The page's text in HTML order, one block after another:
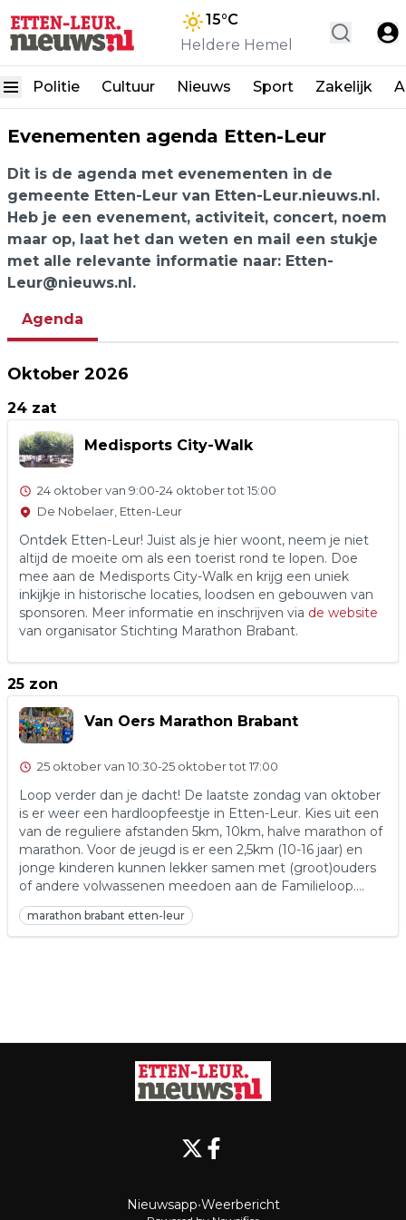
15°C
Heldere Hemel
Politie Cultuur Nieuws Sport Zakelijk
Evenementen agenda Etten-Leur
Dit is de agenda met evenementen in de
gemeente Etten-Leur van Etten-Leur.nieuws.nl.
Heb je een evenement, activiteit, concert, noem
maar op, laat het dan weten en mail een stukje
met alle relevante informatie naar: Etten-
Leur@nieuws.nl.
Agenda
Oktober 2026
24 zat
Medisports City-Walk
24 oktober van 9:00-24 oktober tot 15:00
De Nobelaer, Etten-Leur
Ontdek Etten-Leur! Juist als je hier woont, neem je niet
altijd de moeite om als een toerist rond te lopen. Doe
mee aan de Medisports City-Walk en krijg een uniek
inkijkje in historische locaties, loodsen en gebouwen van
sponsoren. Meer informatie en inschrijven via de website
van organisator Stichting Marathon Brabant.
25 zon
Van Oers Marathon Brabant
25 oktober van 10:30-25 oktober tot 17:00
Loop verder dan je dacht! De laatste zondag van oktober
is er weer een hardloopfeestje in Etten-Leur. Kies uit een
van de reguliere afstanden 5km, 10km, halve marathon of
marathon. Voor de jeugd is er een 2,5km (10-16 jaar) en
jonge kinderen kunnen lekker samen met (groot)ouders
of andere volwassenen meedoen aan de Familieloop.
Informatie en inschrijven:www.marathonbrabant.nl
marathon brabant etten-leur
Nieuwsapp•Weerbericht